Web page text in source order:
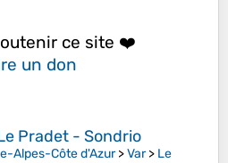
ce site ❤️
un don
Pradet - Sondrio
Alpes-Côte d'Azur>Var> Le